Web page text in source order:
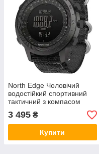
North Edge Чоловічий
водостійкий спортивний
тактичний з компасом
годинник North Edge
Desert 5BAR с компасом
3 495 ₴
Купити